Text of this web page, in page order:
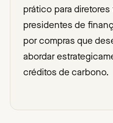
prático para
presidentes de
por compras que
abordar
créditos de carbono.